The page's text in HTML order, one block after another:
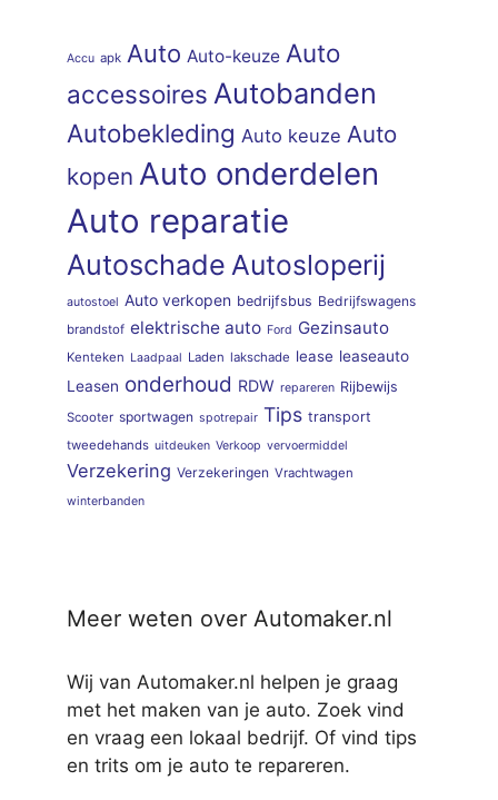
Accu apk Auto Auto-keuze Auto
accessoires Autobanden
Autobekleding Auto keuze Auto
kopen Auto onderdelen
Auto reparatie
Autoschade Autosloperij
autostoel Auto verkopen bedrijfsbus Bedrijfswagens
brandstof elektrische auto Ford Gezinsauto
Kenteken Laadpaal Laden lakschade lease leaseauto
Leasen onderhoud RDW repareren Rijbewijs
Scooter sportwagen spotrepair Tips transport
tweedehands uitdeuken Verkoop vervoermiddel
Verzekering Verzekeringen Vrachtwagen
winterbanden
Meer weten over Automaker.nl
Wij van Automaker.nl helpen je graag
met het maken van je auto. Zoek vind
en vraag een lokaal bedrijf. Of vind tips
en trits om je auto te repareren.